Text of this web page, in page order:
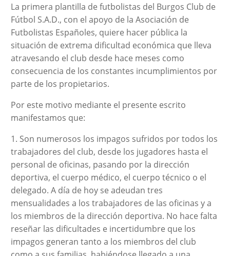
La primera plantilla de futbolistas del Burgos Club de
Fútbol S.A.D., con el apoyo de la Asociación de
Futbolistas Españoles, quiere hacer pública la
situación de extrema dificultad económica que lleva
atravesando el club desde hace meses como
consecuencia de los constantes incumplimientos por
parte de los propietarios.
Por este motivo mediante el presente escrito
manifestamos que:
1. Son numerosos los impagos sufridos por todos los
trabajadores del club, desde los jugadores hasta el
personal de oficinas, pasando por la dirección
deportiva, el cuerpo médico, el cuerpo técnico o el
delegado. A día de hoy se adeudan tres
mensualidades a los trabajadores de las oficinas y a
los miembros de la dirección deportiva. No hace falta
reseñar las dificultades e incertidumbre que los
impagos generan tanto a los miembros del club